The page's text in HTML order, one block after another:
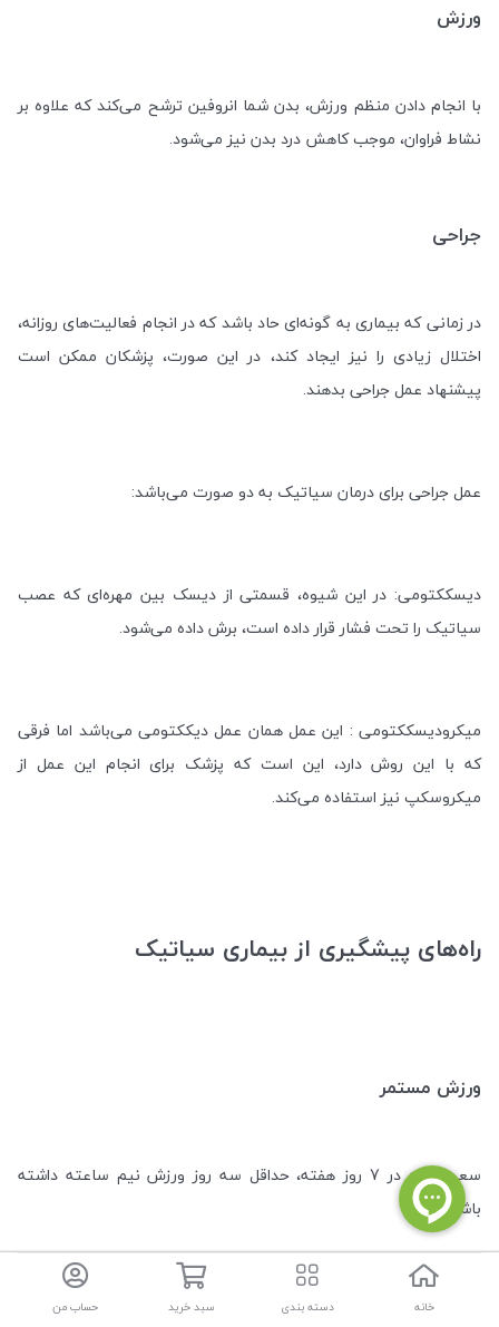
ورزش
با انجام دادن منظم ورزش، بدن شما انروفین ترشح می‌کند که علاوه بر
نشاط فراوان، موجب کاهش درد بدن نیز می‌شود.
جراحی
در زمانی که بیماری به گونه‌ای حاد باشد که در انجام فعالیت‌های روزانه،
اختلال زیادی را نیز ایجاد کند، در این صورت، پزشکان ممکن است
پیشنهاد عمل جراحی بدهند.
عمل جراحی برای درمان سیاتیک به دو صورت می‌باشد:
دیسککتومی: در این شیوه، قسمتی از دیسک بین مهر‌ه‌ای که عصب
سیاتیک را تحت فشار قرار داده است، برش داده می‌شود.
میکرودیسککتومی : این عمل همان عمل دیککتومی می‌باشد اما فرقی
که با این روش دارد، این است که پزشک برای انجام این عمل از
میکروسکپ نیز استفاده می‌کند.
راه‌های پیشگیری از بیماری سیاتیک
ورزش مستمر
سعی کنید در 7 روز هفته، حداقل سه روز ورزش نیم ساعته داشته
باشید.
خانه دسته بندی سبد خرید حساب من